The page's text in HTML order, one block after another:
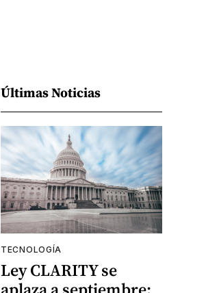
Últimas Noticias
TECNOLOGÍA
Ley CLARITY se